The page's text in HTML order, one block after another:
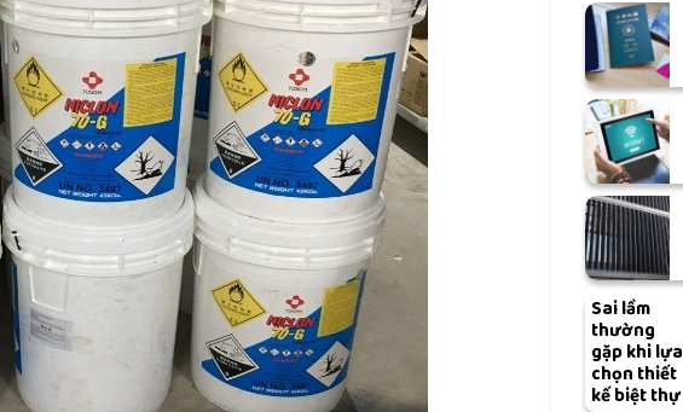
Sai lầm
thường
gặp khi lựa
chọn thiết
kế biệt thự